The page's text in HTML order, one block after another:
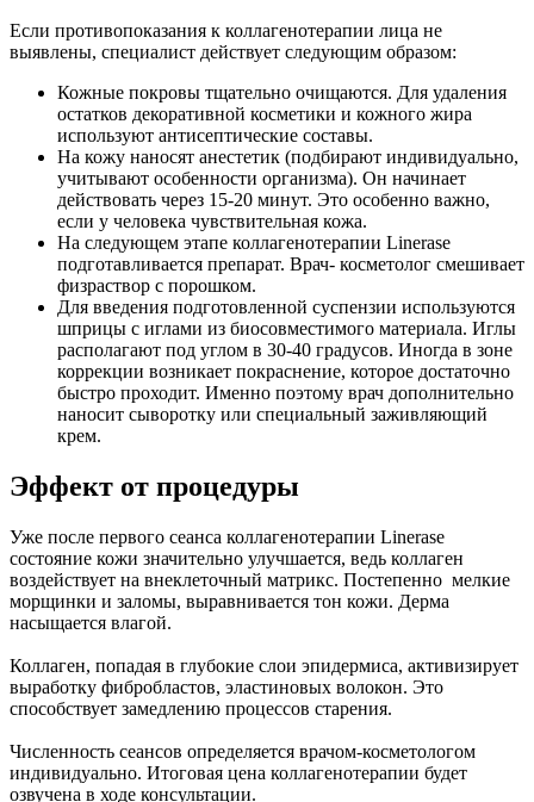
Если противопоказания к коллагенотерапии лица не
выявлены, специалист действует следующим образом:
Кожные покровы тщательно очищаются. Для удаления
остатков декоративной косметики и кожного жира
используют антисептические составы.
На кожу наносят анестетик (подбирают индивидуально,
учитывают особенности организма). Он начинает
действовать через 15-20 минут. Это особенно важно,
если у человека чувствительная кожа.
На следующем этапе коллагенотерапии Linerase
подготавливается препарат. Врач- косметолог смешивает
физраствор с порошком.
Для введения подготовленной суспензии используются
шприцы с иглами из биосовместимого материала. Иглы
располагают под углом в 30-40 градусов. Иногда в зоне
коррекции возникает покраснение, которое достаточно
быстро проходит. Именно поэтому врач дополнительно
наносит сыворотку или специальный заживляющий
крем.
Эффект от процедуры
Уже после первого сеанса коллагенотерапии Linerase
состояние кожи значительно улучшается, ведь коллаген
воздействует на внеклеточный матрикс. Постепенно мелкие
морщинки и заломы, выравнивается тон кожи. Дерма
насыщается влагой.
Коллаген, попадая в глубокие слои эпидермиса, активизирует
выработку фибробластов, эластиновых волокон. Это
способствует замедлению процессов старения.
Численность сеансов определяется врачом-косметологом
индивидуально. Итоговая цена коллагенотерапии будет
озвучена в ходе консультации.